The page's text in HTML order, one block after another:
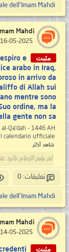
dell'Imam Mahdi
Mahdi
مثبت
e
arabo in Iraq,
in arrivo da
di Allah sui
mentre sono
ordine, ma la
gente non sa..
Qa'dah - 1446 AH
ufficiale...
شاهد أكثر
لم يقم الإمام
تعليقات: 0
dell'Imam Mahdi
Mahdi
مثبت